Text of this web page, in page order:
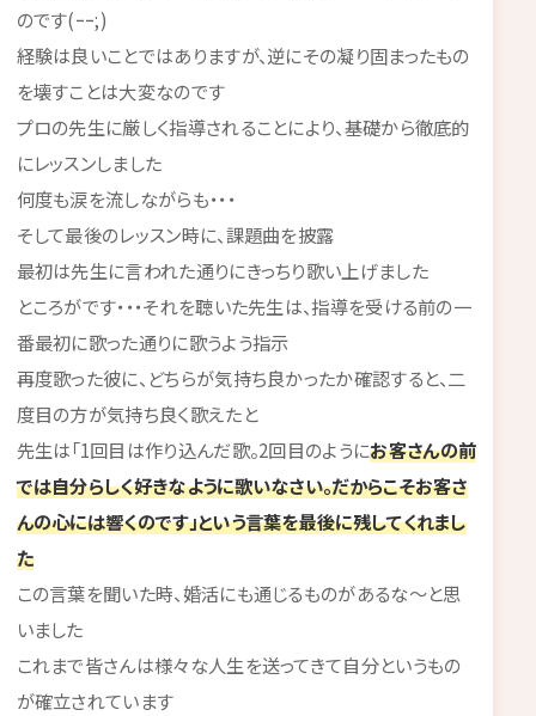
のです(ｰｰ;)
経験は良いことではありますが、逆にその凝り固まったもの
を壊すことは大変なのです
プロの先生に厳しく指導されることにより、基礎から徹底的
にレッスンしました
何度も涙を流しながらも・・・
そして最後のレッスン時に、課題曲を披露
最初は先生に言われた通りにきっちり歌い上げました
ところがです・・・それを聴いた先生は、指導を受ける前の一
番最初に歌った通りに歌うよう指示
再度歌った彼に、どちらが気持ち良かったか確認すると、二
度目の方が気持ち良く歌えたと
先生は「1回目は作り込んだ歌。2回目のようにお客さんの前
では自分らしく好きなように歌いなさい。だからこそお客さ
んの心には響くのです」という言葉を最後に残してくれまし
た
この言葉を聞いた時、婚活にも通じるものがあるな～と思
いました
これまで皆さんは様々な人生を送ってきて自分というもの
が確立されています